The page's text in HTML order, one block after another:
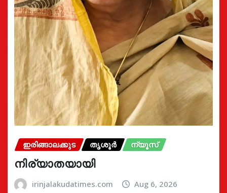
ഇരിങ്ങാലക്കുട തൃശൂർ ന്യൂസ്
നിര്യാതയായി
irinjalakudatimes.com Aug 6, 2026